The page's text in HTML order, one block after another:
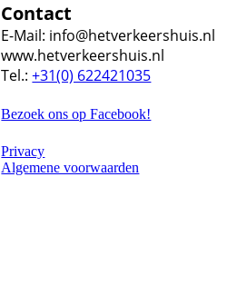
Contact
E-Mail: info@hetverkeershuis.nl
www.hetverkeershuis.nl
Tel.:+31(0) 622421035
Bezoek ons op Facebook!
Privacy
Algemene voorwaarden